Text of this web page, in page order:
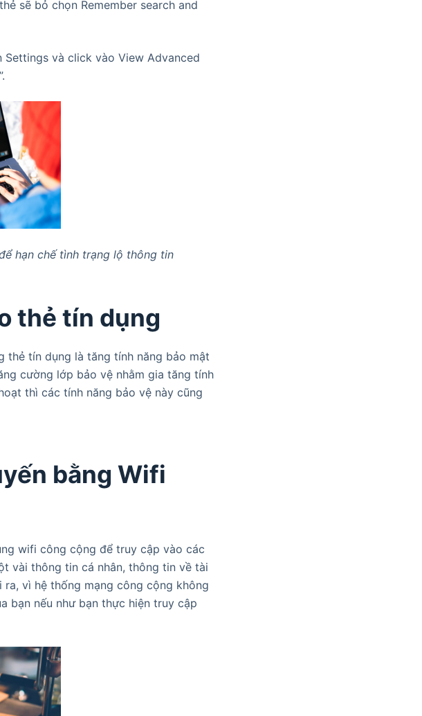
sẽ bỏ chọn Remember search and
và click vào View Advanced
hạn chế tình trạng lộ thông tin
thẻ tín dụng
thẻ tín dụng là tăng tính năng bảo mật
cường lớp bảo vệ nhằm gia tăng tính
thì các tính năng bảo vệ này cũng
bằng Wifi
wifi công cộng để truy cập vào các
vài thông tin cá nhân, thông tin về tài
vì hệ thống mạng công cộng không
bạn nếu như bạn thực hiện truy cập